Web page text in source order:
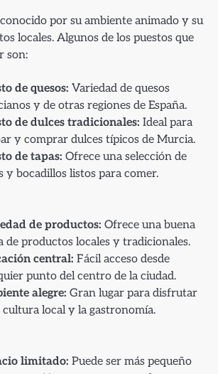
por su ambiente animado y su
locales. Algunos de los puestos que
son:
de quesos: Variedad de quesos
y de otras regiones de España.
de dulces tradicionales: Ideal para
y comprar dulces típicos de Murcia.
de tapas: Ofrece una selección de
y bocadillos listos para comer.
de productos: Ofrece una buena
de productos locales y tradicionales.
central: Fácil acceso desde
punto del centro de la ciudad.
alegre: Gran lugar para disfrutar
cultura local y la gastronomía.
limitado: Puede ser más pequeño